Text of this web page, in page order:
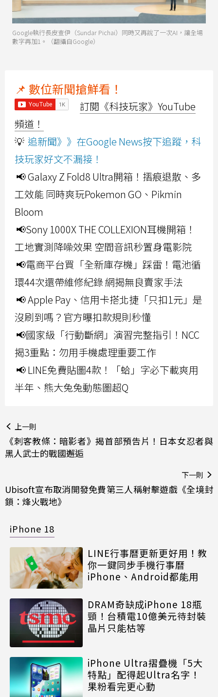
Google執行長皮查伊（Sundar Pichai）同時又再說了一次AI，讓全場
數字再加1。（翻攝自Google）
📌 數位新聞搶鮮看！
訂閱《科技玩家》YouTube
頻道！
💡 追新聞》》在Google News按下追蹤，科
技玩家好文不漏接！
📢 Galaxy Z Fold8 Ultra開箱！摺痕退散、多
工效能 同時爽玩Pokemon GO、Pikmin
Bloom
📢Sony 1000X THE COLLEXION耳機開箱！
工地實測降噪效果 空間音訊秒置身電影院
📢電商平台買「全新庫存機」踩雷！電池循
環44次還帶維修紀錄 網揭無良賣家手法
📢 Apple Pay、信用卡搭北捷「只扣1元」是
沒刷到嗎？官方曝扣款規則秒懂
📢國家級「行動斷網」演習完整指引！NCC
揭3重點：勿用手機處理重要工作
📢 LINE免費貼圖4款！「蛤」字必下載爽用
半年、熊大兔兔動態圖超Q
上一則
《刺客教條：暗影者》揭首部預告片！日本女忍者與
黑人武士的戰國邂逅
下一則
Ubisoft宣布取消開發免費第三人稱射擊遊戲《全境封
鎖：烽火戰地》
iPhone 18
LINE行事曆更新更好用！教
你一鍵同步手機行事曆
iPhone、Android都能用
DRAM奇缺成iPhone 18瓶
頸！台積電10億美元待封裝
晶片只能枯等
iPhone Ultra摺疊機「5大
特點」配得起Ultra名字！
果粉看完更心動